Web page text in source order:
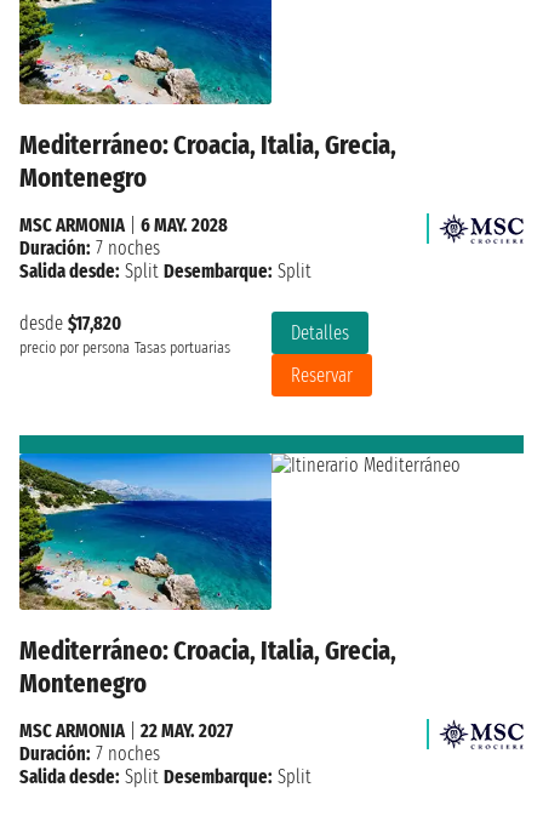
Mediterráneo: Croacia, Italia, Grecia,
Montenegro
desde $17,820
precio por persona Tasas portuarias
Detalles
Reservar
MSC ARMONIA
6 MAY. 2028
Duración: 7 noches
Salida desde: Split Desembarque: Split
Mediterráneo: Croacia, Italia, Grecia,
Montenegro
MSC ARMONIA| 22 MAY. 2027
Duración: 7 noches
Salida desde: Split Desembarque: Split